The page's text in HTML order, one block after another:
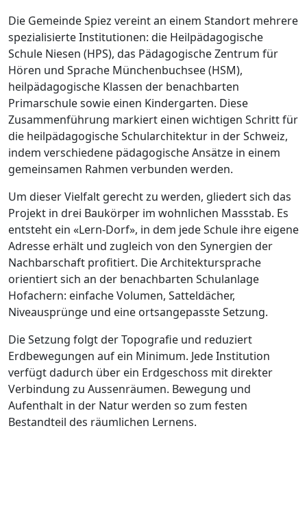
Die Gemeinde Spiez vereint an einem Standort mehrere
spezialisierte Institutionen: die Heilpädagogische
Schule Niesen (HPS), das Pädagogische Zentrum für
Hören und Sprache Münchenbuchsee (HSM),
heilpädagogische Klassen der benachbarten
Primarschule sowie einen Kindergarten. Diese
Zusammenführung markiert einen wichtigen Schritt für
die heilpädagogische Schularchitektur in der Schweiz,
indem verschiedene pädagogische Ansätze in einem
gemeinsamen Rahmen verbunden werden.
Um dieser Vielfalt gerecht zu werden, gliedert sich das
Projekt in drei Baukörper im wohnlichen Massstab. Es
entsteht ein «Lern-Dorf», in dem jede Schule ihre eigene
Adresse erhält und zugleich von den Synergien der
Nachbarschaft profitiert. Die Architektursprache
orientiert sich an der benachbarten Schulanlage
Hofachern: einfache Volumen, Satteldächer,
Niveausprünge und eine ortsangepasste Setzung.
Die Setzung folgt der Topografie und reduziert
Erdbewegungen auf ein Minimum. Jede Institution
verfügt dadurch über ein Erdgeschoss mit direkter
Verbindung zu Aussenräumen. Bewegung und
Aufenthalt in der Natur werden so zum festen
Bestandteil des räumlichen Lernens.